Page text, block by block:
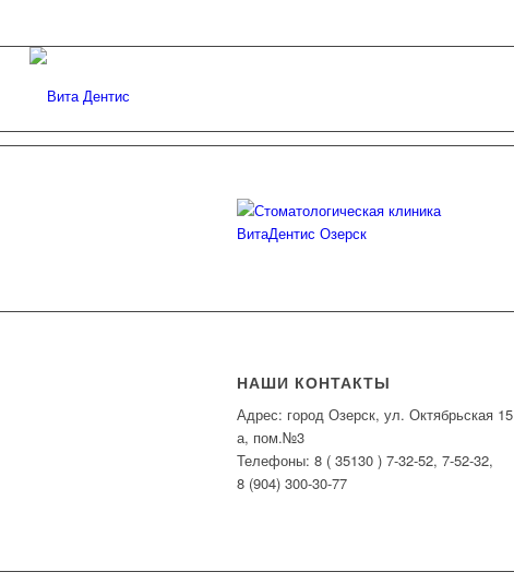
НАШИ КОНТАКТЫ
Адрес: город Озерск, ул. Октябрьская 15
а, пом.№3
Телефоны: 8 ( 35130 ) 7-32-52, 7-52-32,
8 (904) 300-30-77